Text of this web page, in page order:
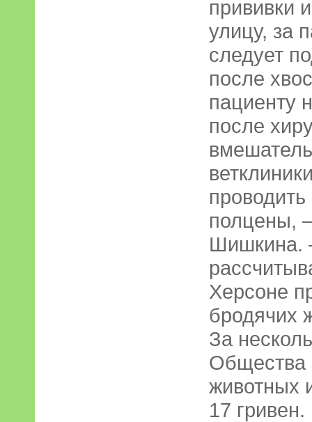
прививки
улицу, за
следует
после
пациенту
после
полцены,
Шишкина.
Херсоне
бродячих
За
Общества
животных
17 гривен.